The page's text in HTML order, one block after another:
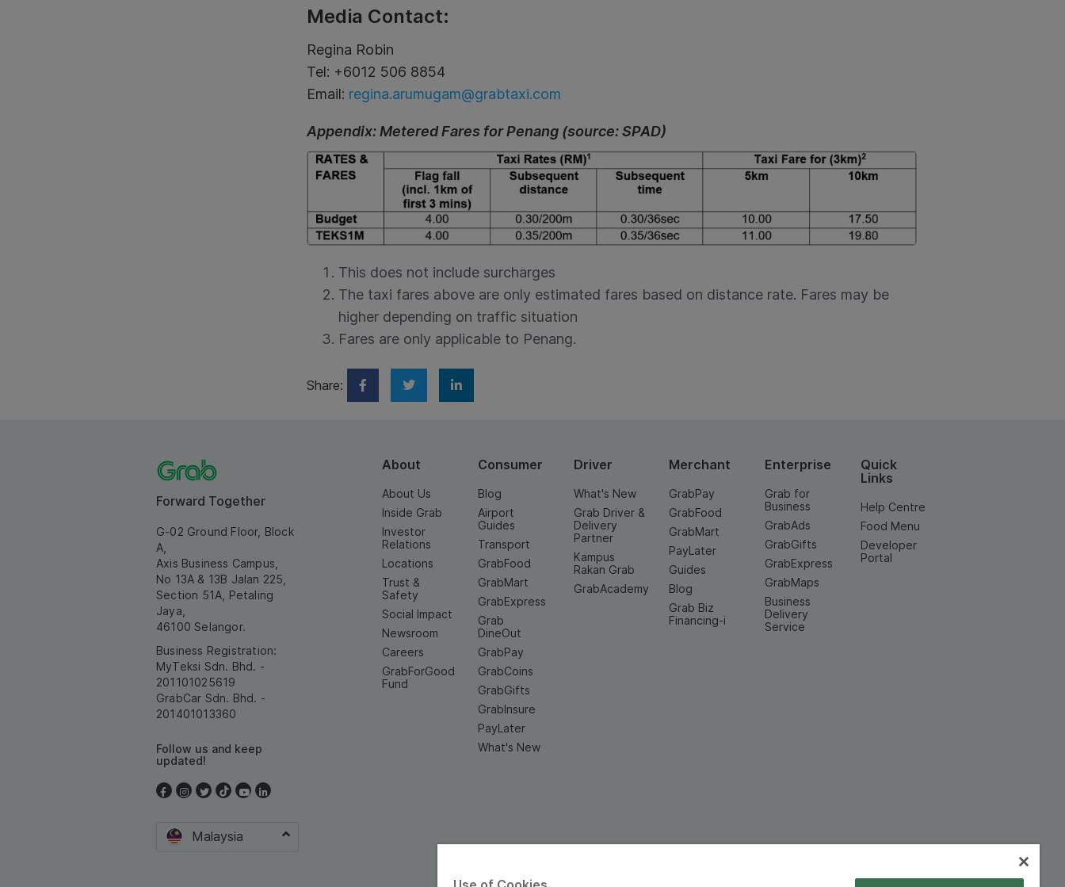
Media Contact:
Regina Robin
Tel: +6012 506 8854
Email: regina.arumugam@grabtaxi.com
Appendix: Metered Fares for Penang (source: SPAD)
This does not include surcharges
The taxi fares above are only estimated fares based on distance rate. Fares may be
higher depending on traffic situation
Fares are only applicable to Penang.
Share:
Forward Together
G-02 Ground Floor, Block
A,
Axis Business Campus,
No 13A & 13B Jalan 225,
Section 51A, Petaling
Jaya,
46100 Selangor.
Business Registration:
MyTeksi Sdn. Bhd. -
201101025619
GrabCar Sdn. Bhd. -
201401013360
Follow us and keep
updated!
Malaysia
About
About Us
Inside Grab
Investor
Relations
Locations
Trust &
Safety
Social Impact
Newsroom
Careers
GrabForGood
Fund
Consumer
Blog
Airport
Guides
Transport
GrabFood
GrabMart
GrabExpress
Grab
DineOut
GrabPay
GrabCoins
GrabGifts
GrabInsure
PayLater
What's New
Driver
What's New
Grab Driver &
Delivery
Partner
Kampus
Rakan Grab
GrabAcademy
Merchant
GrabPay
GrabFood
GrabMart
PayLater
Guides
Blog
Grab Biz
Financing-i
Enterprise
Grab for
Business
GrabAds
GrabGifts
GrabExpress
GrabMaps
Business
Delivery
Service
Quick
Links
Help Centre
Food Menu
Developer
Portal